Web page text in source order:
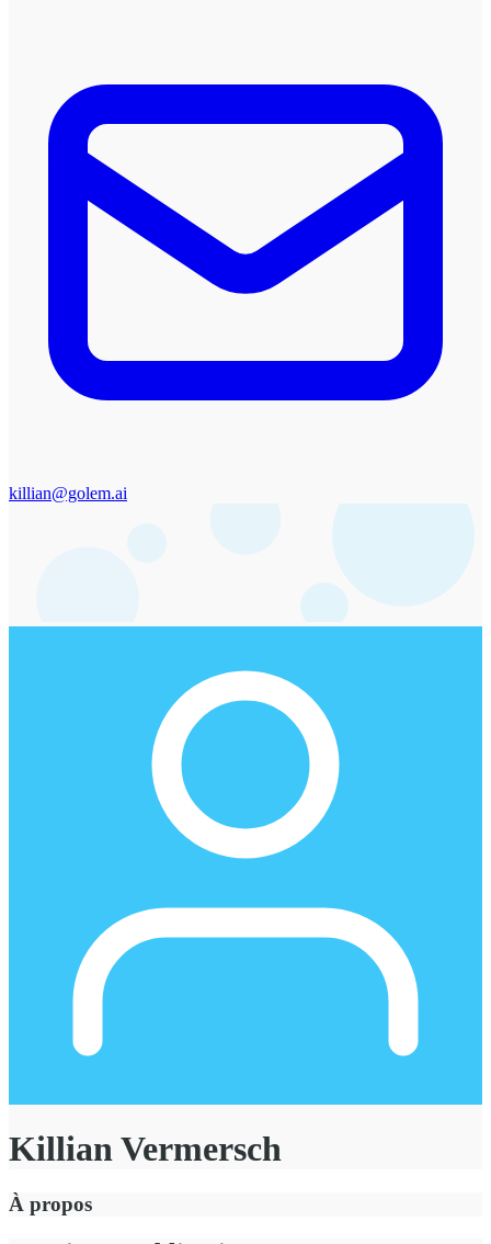
killian@golem.ai
Killian Vermersch
À propos